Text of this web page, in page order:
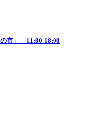
市」 11:00-18:00